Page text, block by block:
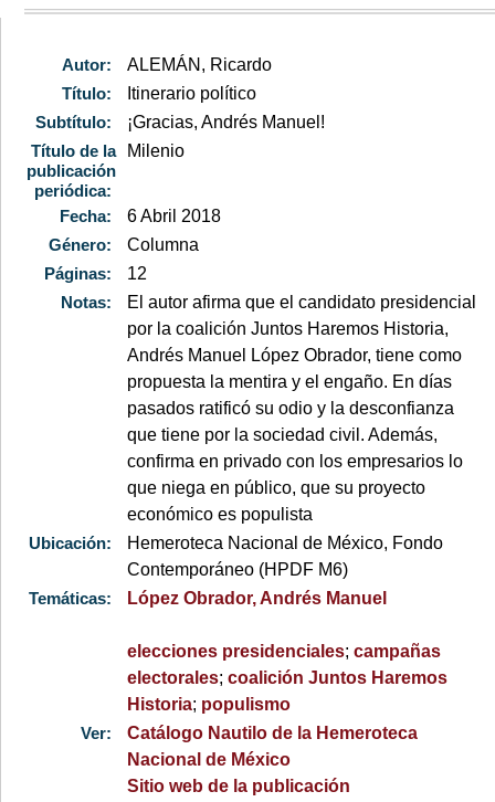
Autor:
ALEMÁN, Ricardo
Título:
Itinerario político
Subtítulo:
¡Gracias, Andrés Manuel!
Título de la
publicación
periódica:
Milenio
Fecha:
6 Abril 2018
Género:
Columna
Páginas:
12
Notas:
El autor afirma que el candidato presidencial
por la coalición Juntos Haremos Historia,
Andrés Manuel López Obrador, tiene como
propuesta la mentira y el engaño. En días
pasados ratificó su odio y la desconfianza
que tiene por la sociedad civil. Además,
confirma en privado con los empresarios lo
que niega en público, que su proyecto
económico es populista
Ubicación:
Hemeroteca Nacional de México, Fondo
Contemporáneo (HPDF M6)
Temáticas:
López Obrador, Andrés Manuel
elecciones presidenciales;campañas
electorales;coalición Juntos Haremos
Historia; populismo
Ver:
Catálogo Nautilo de la Hemeroteca
Nacional de México
Sitio web de la publicación